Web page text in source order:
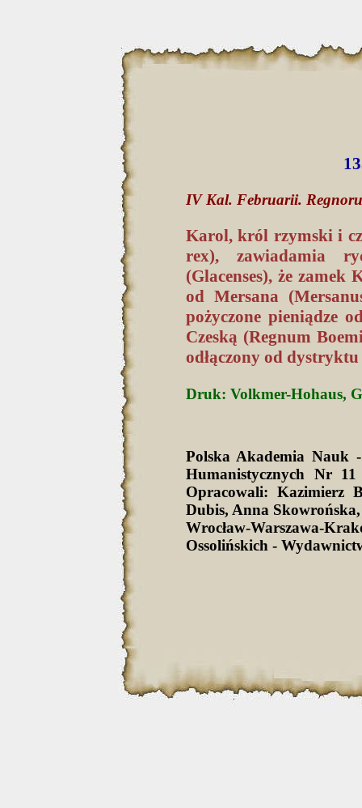
IV Kal. Februarii.
Karol, król rzymski i
rex), zawiadamia
(Glacenses), że
od Mersana
pożyczone pieniądze
Czeską (Regnum
odłączony od dystryktu
Druk: Volkmer-Hohaus,
Polska Akademia Nauk
Humanistycznych Nr
Opracowali: Kazimierz
Dubis, Anna
Wrocław-Warszawa-
Ossolińskich -